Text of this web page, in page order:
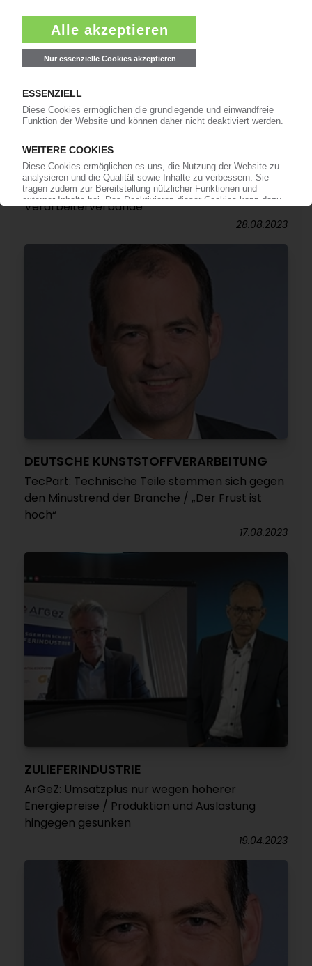
Der EU-Klimaschutzkommissar wechselt – was
heißt das für die K-Branche in Deutschland? / KI
hat nachgefragt / Teil 1: die
Verarbeiterverbände
28.08.2023
DEUTSCHE KUNSTSTOFFVERARBEITUNG
TecPart: Technische Teile stemmen sich gegen
den Minustrend der Branche / „Der Frust ist
hoch“
17.08.2023
ZULIEFERINDUSTRIE
ArGeZ: Umsatzplus nur wegen höherer
Energiepreise / Produktion und Auslastung
hingegen gesunken
19.04.2023